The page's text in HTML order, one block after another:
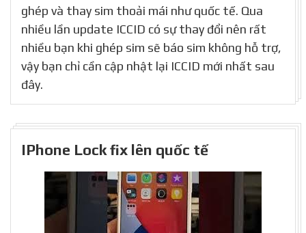
ghép và thay sim thoải mái như quốc tế. Qua
nhiều lần update ICCID có sự thay đổi nên rất
nhiều bạn khi ghép sim sẽ báo sim không hỗ trợ,
vậy bạn chỉ cần cập nhật lại ICCID mới nhất sau
đây.
IPhone Lock fix lên quốc tế